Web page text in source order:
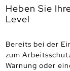
Heben Sie
Level
Bereits bei der
zum
Warnung oder